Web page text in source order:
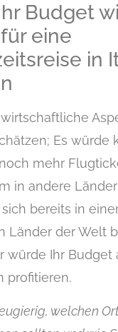
Budget
eine
in
Es würde
mehr
in andere
bereits in
Länder der Welt
würde Ihr Budget
profitieren.
welchen